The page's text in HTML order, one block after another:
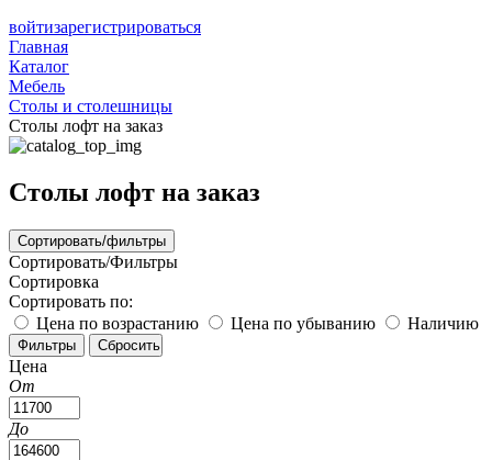
войтизарегистрироваться
Главная
Каталог
Мебель
Столы и столешницы
Столы лофт на заказ
Столы лофт на заказ
Сортировать/фильтры
Сортировать/Фильтры
Сортировка
Сортировать по:
Цена по возрастанию
Цена по убыванию Наличию
Цена
От
До